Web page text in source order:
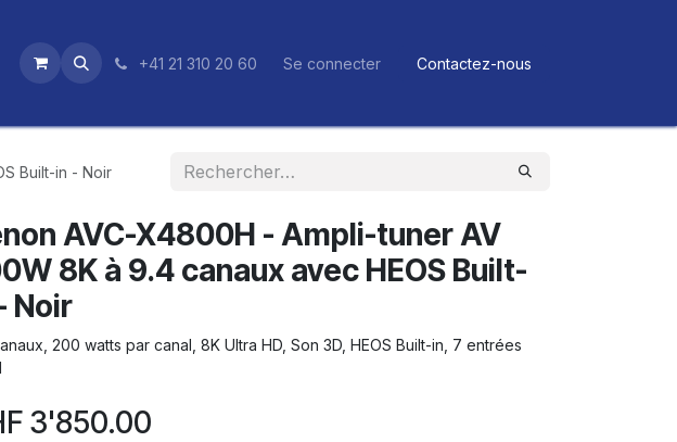
+41 21 310 20 60 Se connecter Contactez-nous
Built-in - Noir
AVC-X4800H - Ampli-tuner AV
8K à 9.4 canaux avec HEOS Built-
Noir
200 watts par canal, 8K Ultra HD, Son 3D, HEOS Built-in, 7 entrées
3'850.00